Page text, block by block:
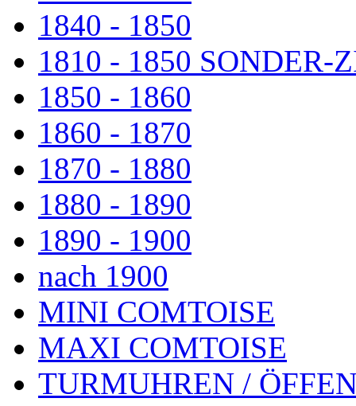
1840 - 1850
1810 - 1850 SONDER-
1850 - 1860
1860 - 1870
1870 - 1880
1880 - 1890
1890 - 1900
nach 1900
MINI COMTOISE
MAXI COMTOISE
TURMUHREN /